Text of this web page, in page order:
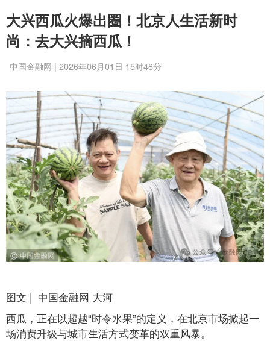
大兴西瓜火爆出圈！北京人生活新时
尚：去大兴摘西瓜！
中国金融网 | 2026年06月01日 15时48分
图文 | 中国金融网 大河
西瓜，正在以超越“时令水果”的定义，在北京市场掀起一
场消费升级与城市生活方式变革的双重风暴。